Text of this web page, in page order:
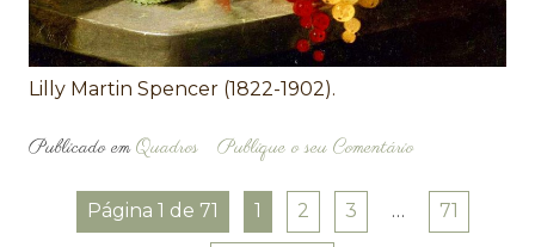
Lilly Martin Spencer (1822-1902).
Publicado emQuadros Publique o seu Comentário
Página 1 de 71 1 2 3 … 71